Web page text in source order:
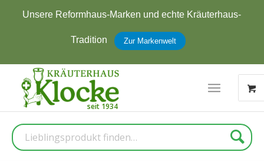
Unsere Reformhaus-Marken und echte Kräuterhaus-
Tradition Zur Markenwelt
Suche